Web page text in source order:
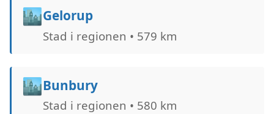
🏙️Gelorup
Stad i regionen • 579 km
🏙️Bunbury
Stad i regionen • 580 km